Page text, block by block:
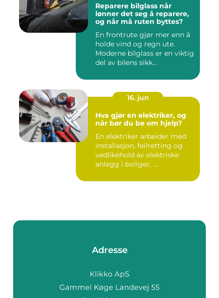
Reparere bilglass når
lønner det seg å reparere,
og når må ruten byttes?
En frontrute gjør mer enn å
holde vind og regn ute.
Moderne bilglass er en viktig
del av bilens sikk...
16. jun
Hva gjør en elektriker, og
når bør du be om hjelp?
En elektriker arbeider med
installasjon, feilretting og
vedlikehold av elektriske
anlegg i boliger, ...
Adresse